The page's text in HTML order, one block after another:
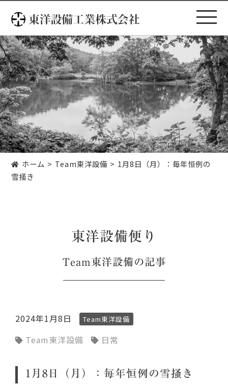
テ
ン
ツ
へ
ス
キ
ッ
プ
ホーム Team東洋設備
1月8日（月）：毎年恒例の
雪掻き
東洋設備便り
Team東洋設備 の記事
2024年1月8日 Team東洋設備
Team東洋設備 日常
1月8日（月）：毎年恒例の雪掻き